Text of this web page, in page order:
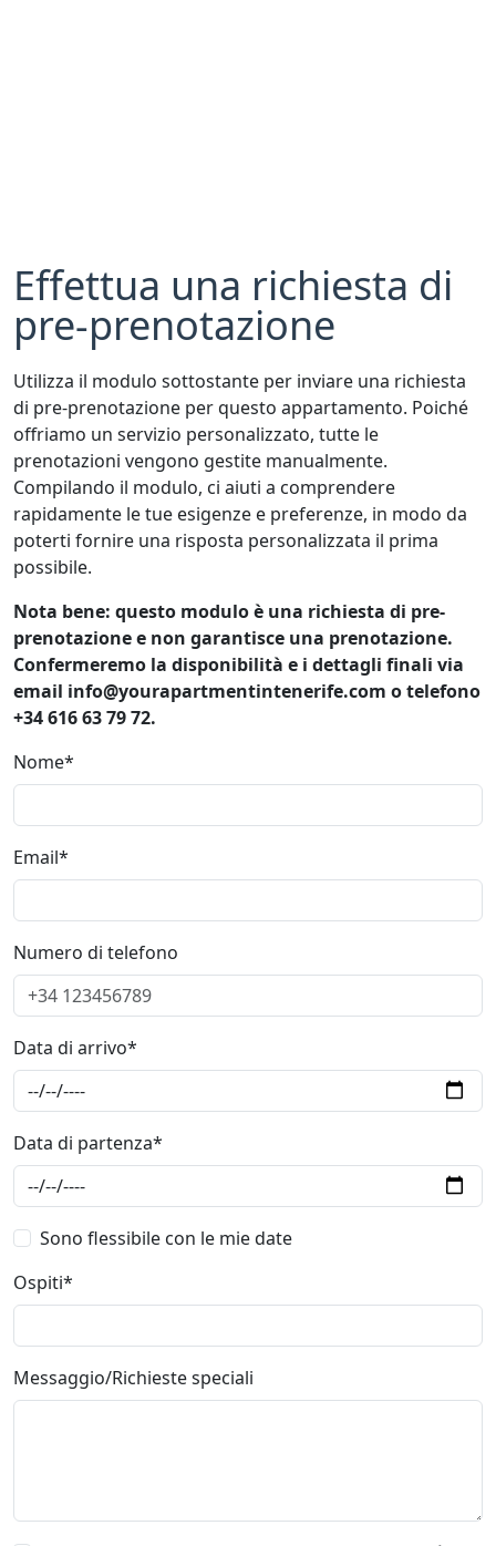
Effettua una richiesta di
pre-prenotazione
Utilizza il modulo sottostante per inviare una richiesta
di pre-prenotazione per questo appartamento. Poiché
offriamo un servizio personalizzato, tutte le
prenotazioni vengono gestite manualmente.
Compilando il modulo, ci aiuti a comprendere
rapidamente le tue esigenze e preferenze, in modo da
poterti fornire una risposta personalizzata il prima
possibile.
Nota bene: questo modulo è una richiesta di pre-
prenotazione e non garantisce una prenotazione.
Confermeremo la disponibilità e i dettagli finali via
email info@yourapartmentintenerife.com o telefono
+34 616 63 79 72.
Nome*
Email*
Numero di telefono
Data di arrivo*
Data di partenza*
Sono flessibile con le mie date
Ospiti*
Messaggio/Richieste speciali